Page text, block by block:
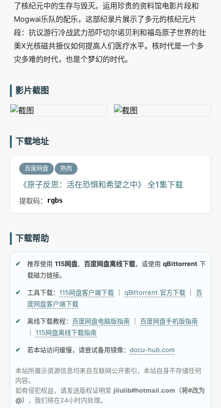
了核纪元中的生存与毁灭。运用珍贵的资料馆电影片段和
Mogwai乐队的配乐，这部纪录片展示了多元的核纪元片
段：抗议游行冷战武力恐吓切尔诺贝利和福岛原子世界的壮
美X光核磁共振仪如何提高人们医疗水平。核时代是一个多
灾多难的时代，也是个梦幻的时代。
影片截图
下载地址
百度网盘 熟肉
《原子反思：活在恐惧和希望之中》 全1集下载
提取码： rgbs
下载帮助
推荐使用 115网盘、 百度网盘离线下载，或使用 qBittorrent 下
载磁力链接。
工具下载： 115网盘客户端下载 qBittorrent 官方下载
百
度网盘客户端下载
离线下载教程： 百度网盘电脑版指南
百度网盘手机版指南
115网盘离线下载指南
若本站访问缓慢，请尝试备用镜像： docu-hub.com
本站所展示资源信息均来自互联网公开索引，本站自身不存储任何
内容。
如有侵犯权益，请发送版权证明至 jilulib#hotmail.com（将#改为
@）
，我们将在24小时内处理。